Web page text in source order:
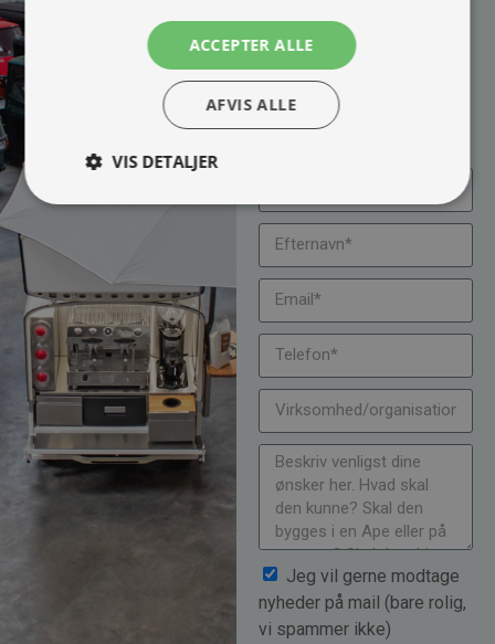
100% efter dine behov.
Udfyld formularen og
bliv kontaktet til en snak
om muligheder, priser
mm.
Jeg vil gerne modtage
nyheder på mail (bare rolig,
vi spammer ikke)
ACCEPTER ALLE
AFVIS ALLE
VIS DETALJER